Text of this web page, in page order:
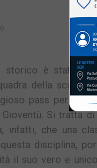
è stato
della scuola
pass per i
Si tratta
infatti, che una
disciplina,
il suo vero e